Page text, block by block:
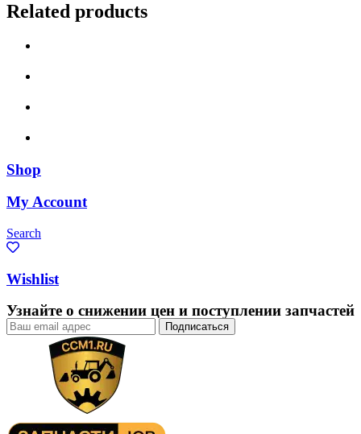
Related products
Shop
My Account
Search
Wishlist
Узнайте о снижении цен и поступлении запчастей